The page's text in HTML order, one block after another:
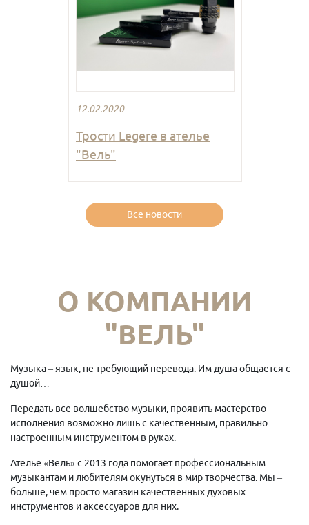
12.02.2020
Трости Legere в ателье
"Вель"
Все новости
О КОМПАНИИ
"ВЕЛЬ"
Музыка – язык, не требующий перевода. Им душа общается с
душой…
Передать все волшебство музыки, проявить мастерство
исполнения возможно лишь с качественным, правильно
настроенным инструментом в руках.
Ателье «Вель» с 2013 года помогает профессиональным
музыкантам и любителям окунуться в мир творчества. Мы –
больше, чем просто магазин качественных духовых
инструментов и аксессуаров для них.